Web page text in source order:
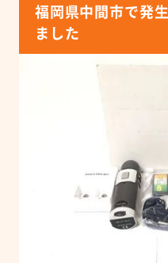
福岡県中間市で発
ました